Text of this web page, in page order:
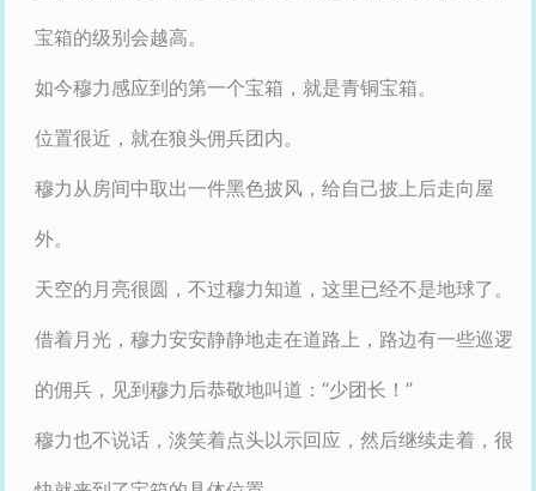
宝箱的级别会越高。
如今穆力感应到的第一个宝箱，就是青铜宝箱。
位置很近，就在狼头佣兵团内。
穆力从房间中取出一件黑色披风，给自己披上后走向屋
外。
天空的月亮很圆，不过穆力知道，这里已经不是地球了。
借着月光，穆力安安静静地走在道路上，路边有一些巡逻
的佣兵，见到穆力后恭敬地叫道：“少团长！”
穆力也不说话，淡笑着点头以示回应，然后继续走着，很